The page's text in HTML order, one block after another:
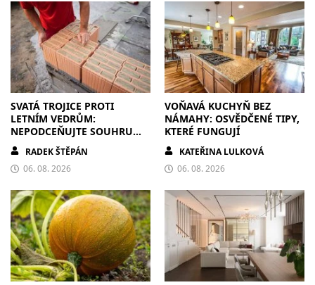
SVATÁ TROJICE PROTI
LETNÍM VEDRŮM:
NEPODCEŇUJTE SOUHRU
ZDIVA A STÍNĚNÍ
RADEK ŠTĚPÁN
06. 08. 2026
VOŇAVÁ KUCHYŇ BEZ
NÁMAHY: OSVĚDČENÉ TIPY,
KTERÉ FUNGUJÍ
KATEŘINA LULKOVÁ
06. 08. 2026